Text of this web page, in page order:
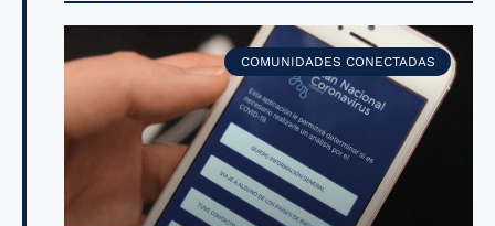
COMUNIDADES CONECTADAS